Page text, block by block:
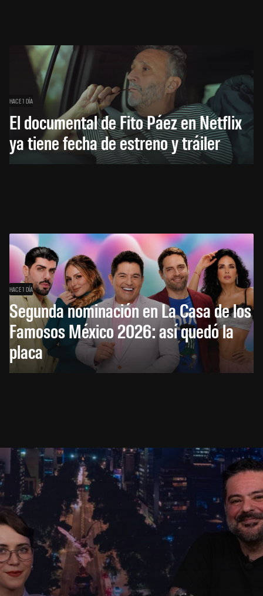
HACE 1 DÍA
El documental de Fito Páez en Netflix
ya tiene fecha de estreno y tráiler
HACE 1 DÍA
Segunda nominación en La Casa de los
Famosos México 2026: así quedó la
placa